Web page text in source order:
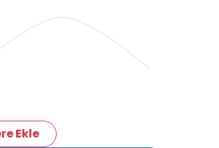
Ekle